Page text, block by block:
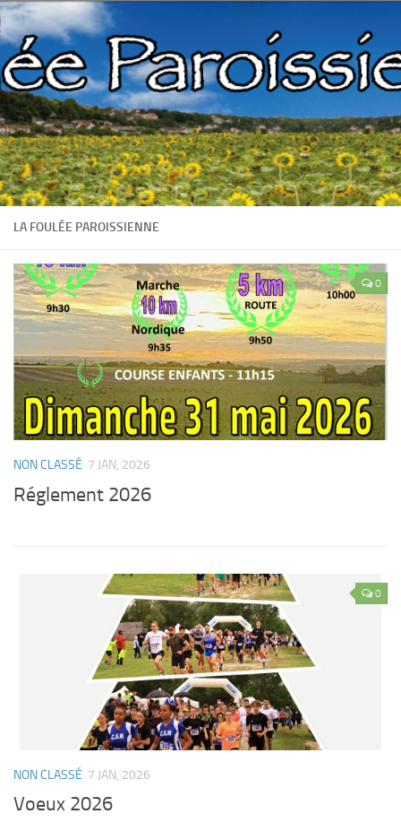
LA FOULÉE PAROISSIENNE
0
NON CLASSÉ 7 JAN, 2026
Réglement 2026
0
NON CLASSÉ 7 JAN, 2026
Voeux 2026